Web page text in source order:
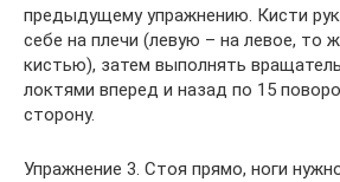
предыдущему упражнению. Кисти
себе на плечи (левую – на левое, то
кистью), затем выполнять
локтями вперед и назад по 15
сторону.
Упражнение 3. Стоя прямо, ноги